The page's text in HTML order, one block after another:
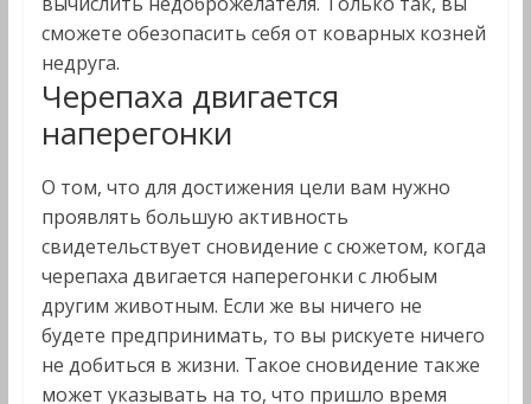
сможете обезопасить себя от коварных козней
недруга.
Черепаха двигается
наперегонки
О том, что для достижения цели вам нужно
проявлять большую активность
свидетельствует сновидение с сюжетом, когда
черепаха двигается наперегонки с любым
другим животным. Если же вы ничего не
будете предпринимать, то вы рискуете ничего
не добиться в жизни. Такое сновидение также
может указывать на то, что пришло время